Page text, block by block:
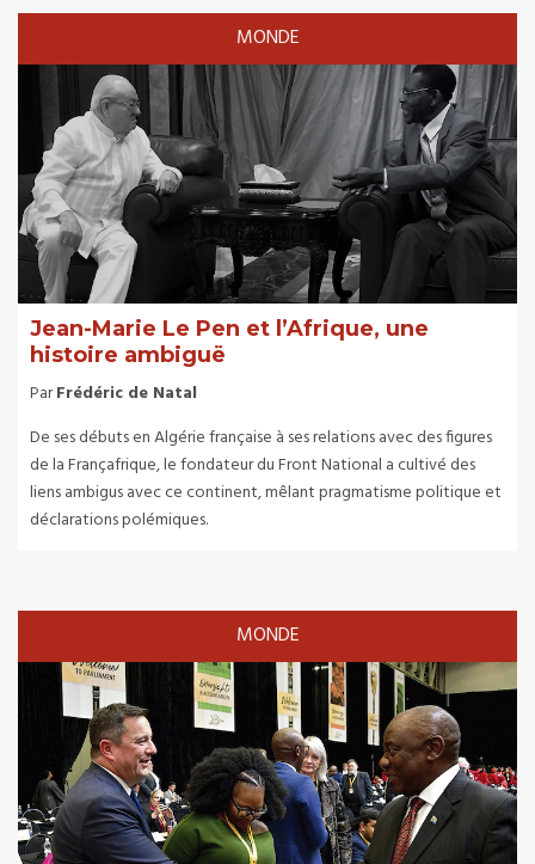
MONDE
Jean-Marie Le Pen et l’Afrique, une
histoire ambiguë
ParFrédéric de Natal
De ses débuts en Algérie française à ses relations avec des figures
de la Françafrique, le fondateur du Front National a cultivé des
liens ambigus avec ce continent, mêlant pragmatisme politique et
déclarations polémiques.
MONDE